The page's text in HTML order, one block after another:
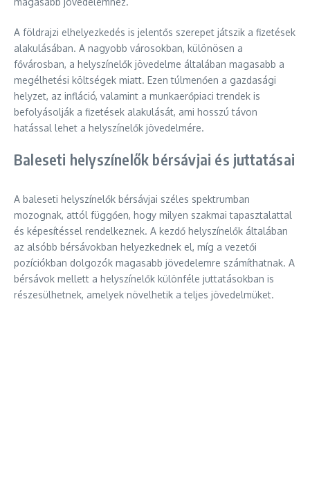
A földrajzi elhelyezkedés is jelentős szerepet játszik a fizetések
alakulásában. A nagyobb városokban, különösen a
fővárosban, a helyszínelők jövedelme általában magasabb a
megélhetési költségek miatt. Ezen túlmenően a gazdasági
helyzet, az infláció, valamint a munkaerőpiaci trendek is
befolyásolják a fizetések alakulását, ami hosszú távon
hatással lehet a helyszínelők jövedelmére.
Baleseti helyszínelők bérsávjai és juttatásai
A baleseti helyszínelők bérsávjai széles spektrumban
mozognak, attól függően, hogy milyen szakmai tapasztalattal
és képesítéssel rendelkeznek. A kezdő helyszínelők általában
az alsóbb bérsávokban helyezkednek el, míg a vezetői
pozíciókban dolgozók magasabb jövedelemre számíthatnak. A
bérsávok mellett a helyszínelők különféle juttatásokban is
részesülhetnek, amelyek növelhetik a teljes jövedelmüket.